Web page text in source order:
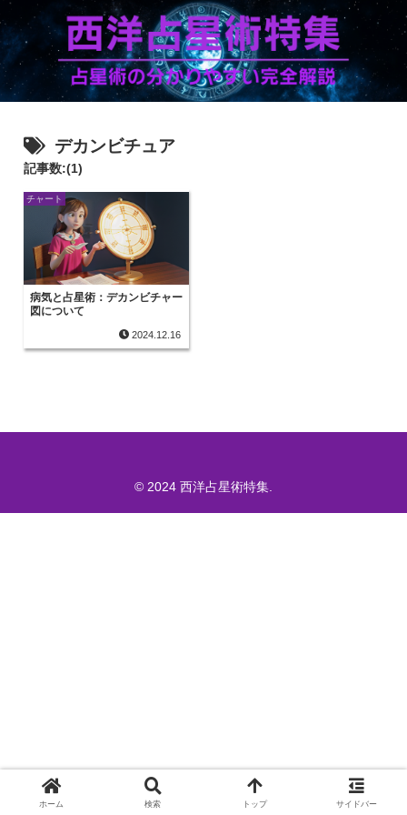
デカンビチュア
記事数:(1)
チャート
病気と占星術：デカンビチャー
図について
2024.12.16
© 2024 西洋占星術特集.
ホーム 検索 トップ サイドバー